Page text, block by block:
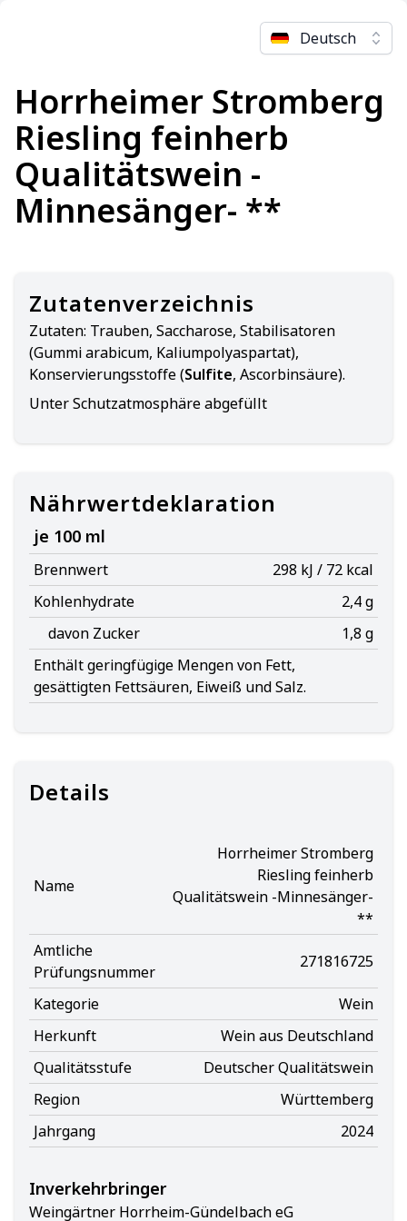
Deutsch
Horrheimer Stromberg
Riesling feinherb
Qualitätswein -
Minnesänger- **
Zutatenverzeichnis
Zutaten: Trauben, Saccharose, Stabilisatoren
(Gummi arabicum, Kaliumpolyaspartat),
Konservierungsstoffe (Sulfite, Ascorbinsäure).
Unter Schutzatmosphäre abgefüllt
Nährwertdeklaration
je 100 ml
Brennwert
298 kJ / 72 kcal
Kohlenhydrate
2,4 g
davon Zucker
1,8 g
Enthält geringfügige Mengen von Fett,
gesättigten Fettsäuren, Eiweiß und Salz.
Details
Name
Horrheimer Stromberg
Riesling feinherb
Qualitätswein -Minnesänger-
**
Amtliche
Prüfungsnummer
271816725
Kategorie
Wein
Herkunft
Wein aus Deutschland
Qualitätsstufe
Deutscher Qualitätswein
Region
Württemberg
Jahrgang
2024
Inverkehrbringer
Weingärtner Horrheim-Gündelbach eG